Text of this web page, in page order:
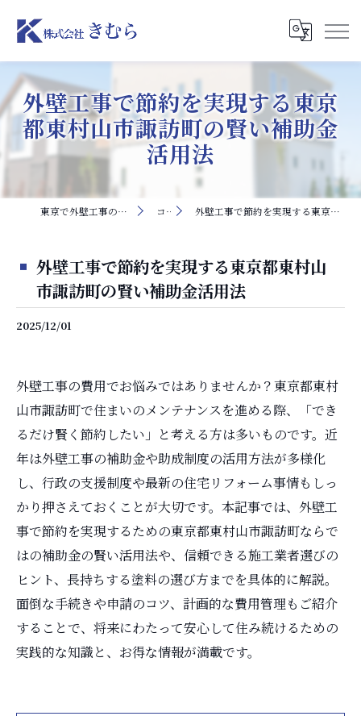
外壁工事で節約を実現する東京
都東村山市諏訪町の賢い補助金
活用法
東京で外壁工事の求人なら株式会社きむら コラム 外壁工事で節約を実現する東京都東村山市諏訪町の賢い補助金活用法
外壁工事で節約を実現する東京都東村山
市諏訪町の賢い補助金活用法
2025/12/01
外壁工事の費用でお悩みではありませんか？東京都東村
山市諏訪町で住まいのメンテナンスを進める際、「でき
るだけ賢く節約したい」と考える方は多いものです。近
年は外壁工事の補助金や助成制度の活用方法が多様化
し、行政の支援制度や最新の住宅リフォーム事情もしっ
かり押さえておくことが大切です。本記事では、外壁工
事で節約を実現するための東京都東村山市諏訪町ならで
はの補助金の賢い活用法や、信頼できる施工業者選びの
ヒント、長持ちする塗料の選び方までを具体的に解説。
面倒な手続きや申請のコツ、計画的な費用管理もご紹介
することで、将来にわたって安心して住み続けるための
実践的な知識と、お得な情報が満載です。